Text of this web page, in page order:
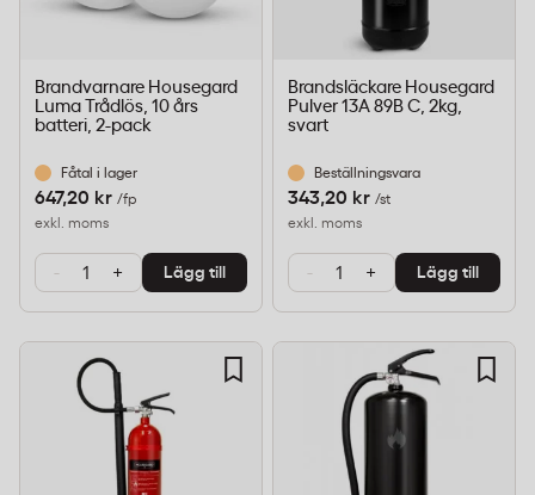
Brandvarnare Housegard
Luma Trådlös, 10 års
batteri, 2-pack
Fåtal i lager
647,20 kr /fp
exkl. moms
- + Lägg till
Brandsläckare Housegard
Pulver 13A 89B C, 2kg,
svart
Beställningsvara
343,20 kr /st
exkl. moms
- + Lägg till